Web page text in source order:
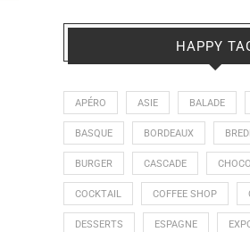
HAPPY
APÉRO ASIE BALADE
BASQUE BORDEAUX
BURGER CASCADE
COCKTAIL COFFEE SHOP
DESSERTS ESPAGNE